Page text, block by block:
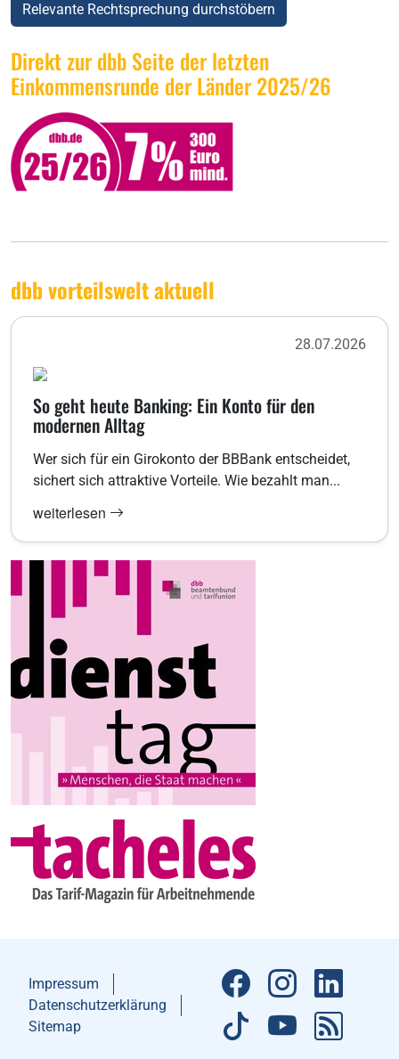
Relevante Rechtsprechung durchstöbern
Direkt zur dbb Seite der letzten
Einkommensrunde der Länder 2025/26
dbb vorteilswelt aktuell
So geht heute Banking: Ein Konto für den
modernen Alltag
Wer sich für ein Girokonto der BBBank entscheidet,
sichert sich attraktive Vorteile. Wie bezahlt man...
28.07.2026
weiterlesen
Impressum
Datenschutzerklärung
Sitemap